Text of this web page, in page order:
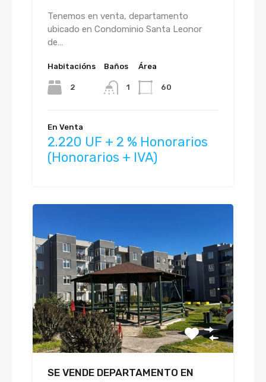
Tenemos en venta, departamento
ubicado en Condominio Santa Leonor
de…
Habitacións
2
Baños
1
Área
60
En Venta
2.220 UF + 2 % Honorarios
(Honorarios + IVA)
SE VENDE DEPARTAMENTO EN